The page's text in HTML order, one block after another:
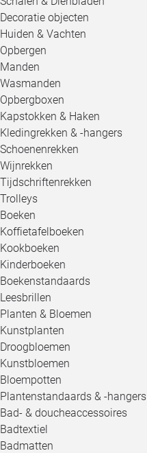
Decoratie objecten
Huiden & Vachten
Opbergen
Manden
Wasmanden
Opbergboxen
Kapstokken & Haken
Kledingrekken & -hangers
Schoenenrekken
Wijnrekken
Tijdschriftenrekken
Trolleys
Boeken
Koffietafelboeken
Kookboeken
Kinderboeken
Boekenstandaards
Leesbrillen
Planten & Bloemen
Kunstplanten
Droogbloemen
Kunstbloemen
Bloempotten
Plantenstandaards & -hangers
Bad- & doucheaccessoires
Badtextiel
Badmatten